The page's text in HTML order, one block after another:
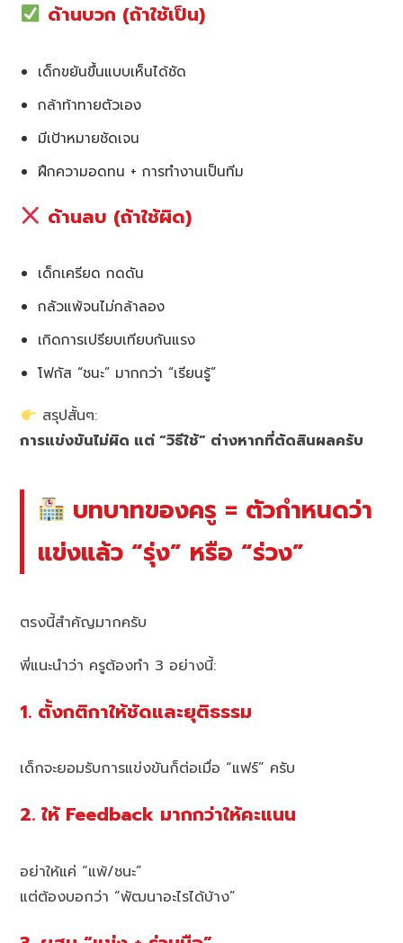
ด้านบวก (ถ้าใช้เป็น)
เด็กขยันขึ้นแบบเห็นได้ชัด
กล้าท้าทายตัวเอง
มีเป้าหมายชัดเจน
ฝึกความอดทน + การทำงานเป็นทีม
ด้านลบ (ถ้าใช้ผิด)
เด็กเครียด กดดัน
กลัวแพ้จนไม่กล้าลอง
เกิดการเปรียบเทียบกันแรง
โฟกัส “ชนะ” มากกว่า “เรียนรู้”
สรุปสั้นๆ:
การแข่งขันไม่ผิด แต่ “วิธีใช้” ต่างหากที่ตัดสินผลครับ
บทบาทของครู = ตัวกำหนดว่า
แข่งแล้ว “รุ่ง” หรือ “ร่วง”
ตรงนี้สำคัญมากครับ
พี่แนะนำว่า ครูต้องทำ 3 อย่างนี้:
1. ตั้งกติกาให้ชัดและยุติธรรม
เด็กจะยอมรับการแข่งขันก็ต่อเมื่อ “แฟร์” ครับ
2. ให้ Feedback มากกว่าให้คะแนน
อย่าให้แค่ “แพ้/ชนะ”
แต่ต้องบอกว่า “พัฒนาอะไรได้บ้าง”